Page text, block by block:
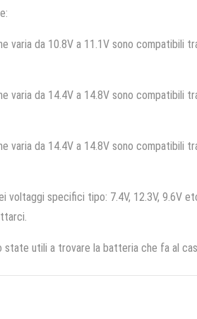
varia da 10.8V a 11.1V sono
varia da 14.4V a 14.8V sono
varia da 14.4V a 14.8V sono
voltaggi specifici tipo: 7.4V, 12.3V, 9.6V
state utili a trovare la batteria che fa al